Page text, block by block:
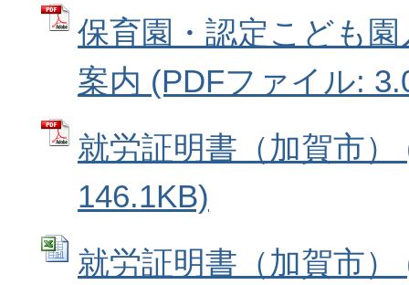
保育園・認定こども
案内 (PDFファイル:
就労証明書（加賀市
146.1KB)
就労証明書（加賀市